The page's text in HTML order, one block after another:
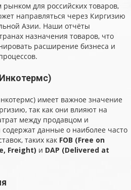
для российских товаров,
направляться через Киргизию
Азии. Наши отчёты
назначения товаров, что
расширение бизнеса и
имеет важное значение
так как они влияют на
между продавцом и
данные о наиболее часто
таких как FOB (Free on
Freight) и DAP (Delivered at